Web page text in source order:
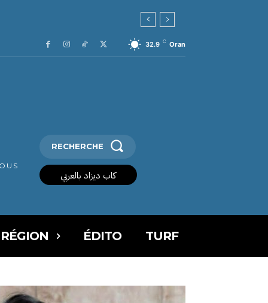
32.9 C Oran
RECHERCHE
كاب ديزاد بالعربي
ÉDITO TURF